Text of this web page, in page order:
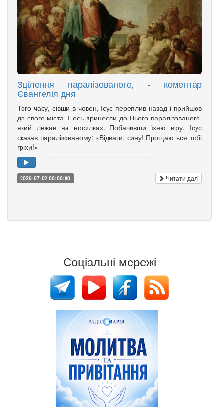
Зцілення паралізованого, - коментар
Євангелія дня
Того часу, сівши в човен, Ісус переплив назад і прийшов
до свого міста. І ось принесли до Нього паралізованого,
який лежав на носилках. Побачивши їхню віру, Ісус
сказав паралізованому: «Відваги, сину! Прощаються тобі
гріхи!»
2026-07-02 00:00:00 Читати далі
Соціальні мережі